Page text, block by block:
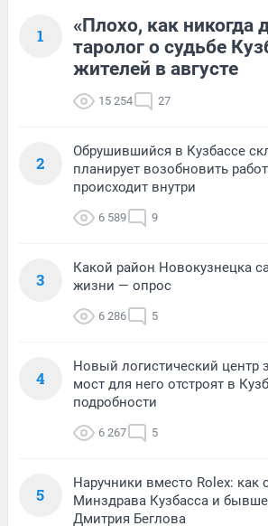
1
«Плохо, как никогда
таролог о судьбе
жителей в августе
15 254 27
2
Обрушившийся в Кузбассе
планирует возобновить
происходит внутри
6 589 9
3
Какой район Новокузнецка
жизни — опрос
6 286 5
4
Новый логистический центр
мост для него отстроят в
подробности
6 267 5
5
Наручники вместо Rolex: как
Минздрава Кузбасса и
Дмитрия Беглова